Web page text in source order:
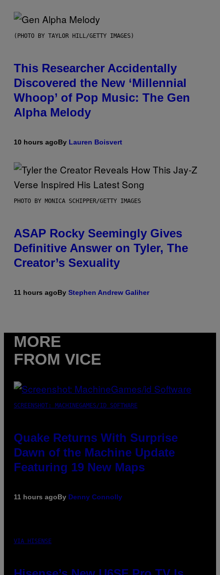
(PHOTO BY TAYLOR HILL/GETTY IMAGES)
This Researcher Accidentally
Discovered the New ‘Millennial
Whoop’ of Pop Music: The Gen
Alpha Melody
10 hours agoBy Lauren Boisvert
PHOTO BY MONICA SCHIPPER/GETTY IMAGES
ASAP Rocky Seemingly Gives
Definitive Answer on Tyler, The
Creator’s Sexuality
11 hours agoBy Stephen Andrew Galiher
MORE
FROM VICE
SCREENSHOT: MACHINEGAMES/ID SOFTWARE
Quake Returns With Surprise
Dawn of the Machine Update
Featuring 19 New Maps
11 hours agoBy Denny Connolly
VIA HISENSE